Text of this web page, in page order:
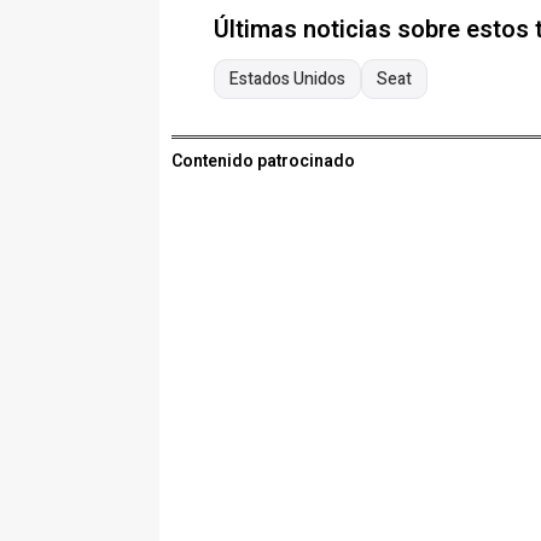
Últimas noticias sobre estos
Estados Unidos Seat
Contenido patrocinado